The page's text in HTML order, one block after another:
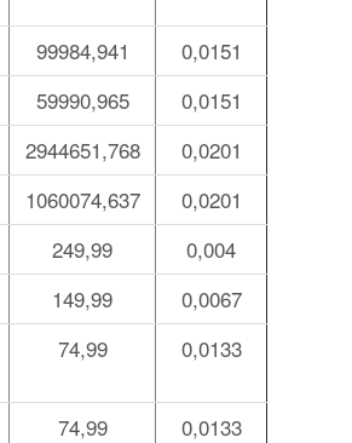
99984,941
0,0151
59990,965
0,0151
2944651,768
0,0201
1060074,637
0,0201
249,99
0,004
149,99
0,0067
74,99 0,0133
74,99 0,0133